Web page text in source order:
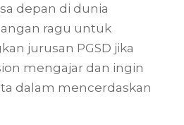
depan di dunia
ragu untuk
jurusan PGSD jika
mengajar dan ingin
dalam mencerdaskan